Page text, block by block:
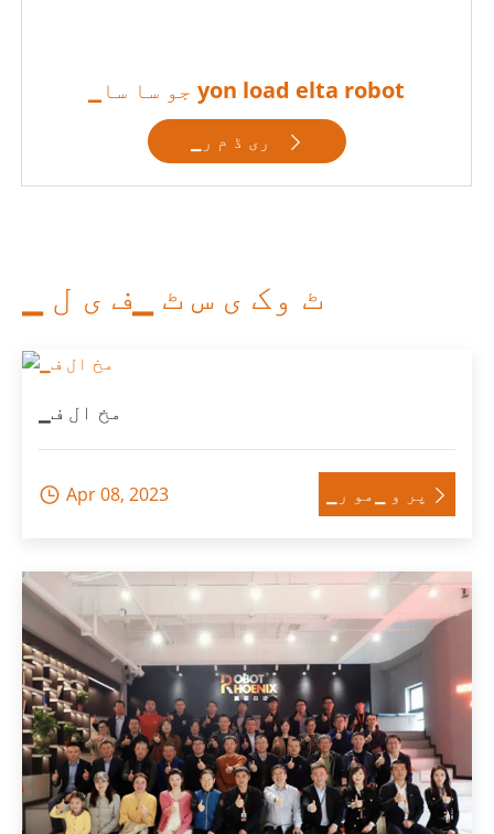
▁جو سا سا yon load elta robot
▁ری ڈ م ر 
▁ ٹ وک ی س ٹ ▁ف ی ل
▁مخ ال ف
 Apr 08, 2023 ▁پر و ▁مو ر 